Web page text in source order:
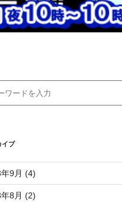
イブ
9月 (4)
8月 (2)